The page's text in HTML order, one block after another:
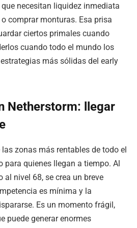
necesitan liquidez inmediata
comprar monturas. Esa prisa
ciertos primales cuando
cuando todo el mundo los
más sólidas del early
Netherstorm: llegar
zonas más rentables de todo el
para quienes llegan a tiempo. Al
al nivel 68, se crea un breve
es mínima y la
Es un momento frágil,
puede generar enormes